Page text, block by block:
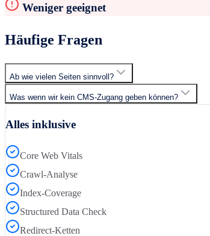
Weniger geeignet
Häufige Fragen
Ab wie vielen Seiten sinnvoll?
Was wenn wir kein CMS-Zugang geben können?
Alles inklusive
Core Web Vitals
Crawl-Analyse
Index-Coverage
Structured Data Check
Redirect-Ketten